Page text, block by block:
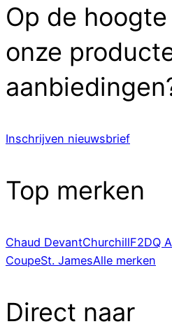
Op de
onze
Inschrijven nieuwsbrief
Top merken
Chaud DevantChurchillF2DQ
CoupeSt. JamesAlle merken
Direct naar